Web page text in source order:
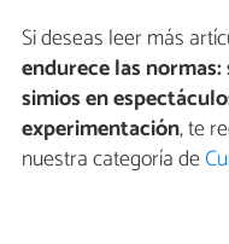
Si deseas leer más
endurece las
simios en
experimentación, te
nuestra categoría de